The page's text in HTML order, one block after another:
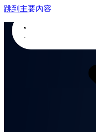
跳到主要內容
首頁